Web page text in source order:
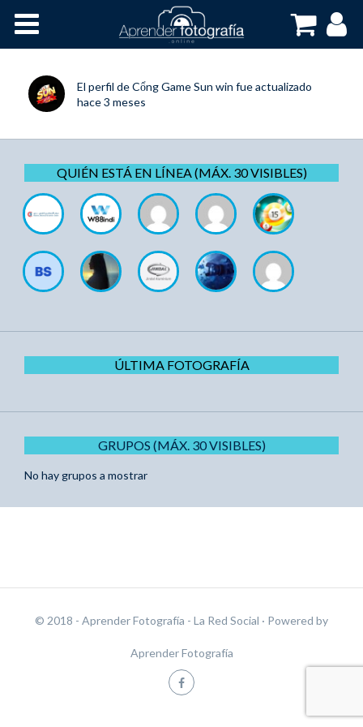
Cursos OnLine
El perfil deCổng Game Sun win fue actualizado
hace 3 meses
QUIÉN ESTÁ EN LÍNEA (MÁX. 30 VISIBLES)
ÚLTIMA FOTOGRAFÍA
GRUPOS (MÁX. 30 VISIBLES)
No hay grupos a mostrar
© 2018 - Aprender Fotografía - La Red Social · Powered by
Aprender Fotografía